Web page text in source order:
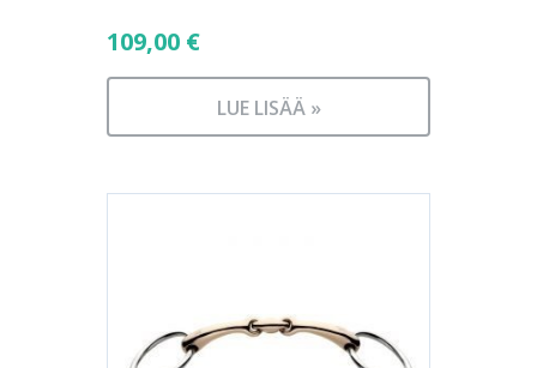
109,00 €
LUE LISÄÄ »